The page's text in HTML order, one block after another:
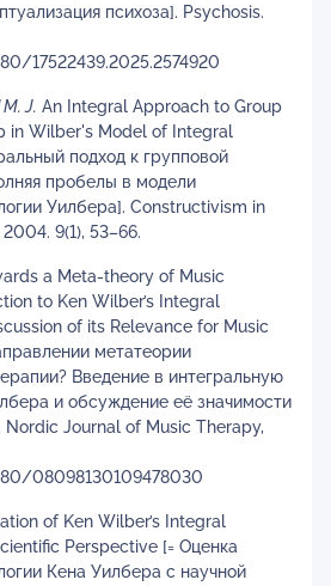
психоза]. Psychosis.
17522439.2025.2574920
J. An Integral Approach to Group
in Wilber's Model of Integral
подход к групповой
пробелы в модели
Уилбера]. Constructivism in
9(1), 53–66.
a Meta-theory of Music
to Ken Wilber’s Integral
of its Relevance for Music
метатеории
Введение в интегральную
и обсуждение её значимости
Nordic Journal of Music Therapy,
08098130109478030
of Ken Wilber’s Integral
Perspective [= Оценка
Кена Уилбера с научной